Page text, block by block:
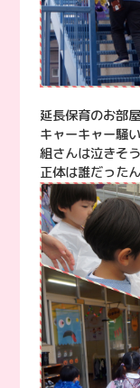
延長保育のお部
キャーキャー騒
組さんは泣きそ
正体は誰だった